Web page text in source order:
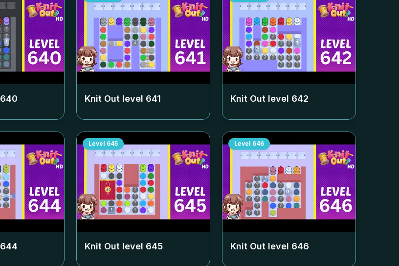
640 Knit Out level 641 Knit Out level 642
644
Level 645
Knit Out level 645
Level 646
Knit Out level 646